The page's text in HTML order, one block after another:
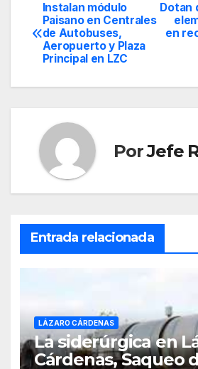
Navegación
de
entradas
Dotan
en
Instalan módulo
Paisano en Centrales
de Autobuses,
Aeropuerto y Plaza
Principal en LZC
PorJefe
Entrada relacionada
LÁZARO CÁRDENAS
La siderúrgica en
Cárdenas, Saqueo